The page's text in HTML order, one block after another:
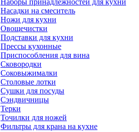
Наборы принадлежностей для кухни
Насадки на смеситель
Ножи для кухни
Овощечистки
Подставки для кухни
Прессы кухонные
Приспособления для вина
Сковородки
Соковыжималки
Столовые лотки
Сушки для посуды
Сэндвичницы
Терки
Точилки для ножей
Фильтры для крана на кухне